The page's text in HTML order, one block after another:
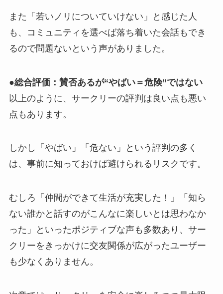
また「若いノリについていけない」と感じた人
も、コミュニティを選べば落ち着いた会話もでき
るので問題ないという声がありました。​
●総合評価：賛否あるが“やばい＝危険”ではない
以上のように、サークリーの評判は良い点も悪い
点もあります。
しかし「やばい」「危ない」という評判の多く
は、事前に知っておけば避けられるリスクです。
むしろ「仲間ができて生活が充実した！」「知ら
ない誰かと話すのがこんなに楽しいとは思わなか
った」といったポジティブな声も多数あり、サー
クリーをきっかけに交友関係が広がったユーザー
も少なくありません。